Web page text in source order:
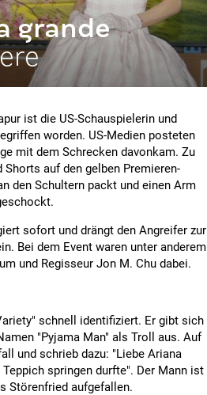
grande
ist die US-Schauspielerin und
worden. US-Medien posteten
mit dem Schrecken davonkam. Zu
auf den gelben Premieren-
den Schultern packt und einen Arm
sofort und drängt den Angreifer zur
Bei dem Event waren unter anderem
und Regisseur Jon M. Chu dabei.
schnell identifiziert. Er gibt sich
"Pyjama Man" als Troll aus. Auf
und schrieb dazu: "Liebe Ariana
springen durfte". Der Mann ist
Störenfried aufgefallen.